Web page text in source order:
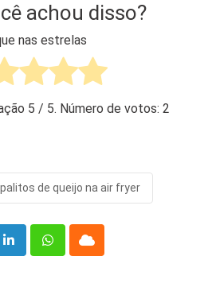
achou disso?
nas estrelas
5 / 5. Número de votos: 2
palitos de queijo na air fryer
LinkedInWhatsappCloud